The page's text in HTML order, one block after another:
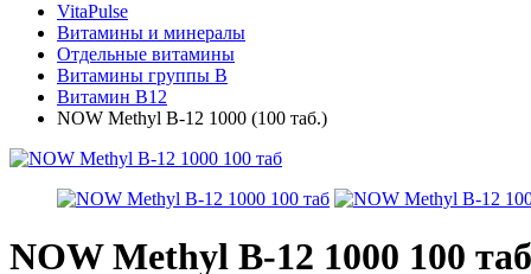
VitaPulse
Витамины и минералы
Отдельные витамины
Витамины группы B
Витамин B12
NOW Methyl B-12 1000 (100 таб.)
NOW Methyl B-12 1000 100 таб